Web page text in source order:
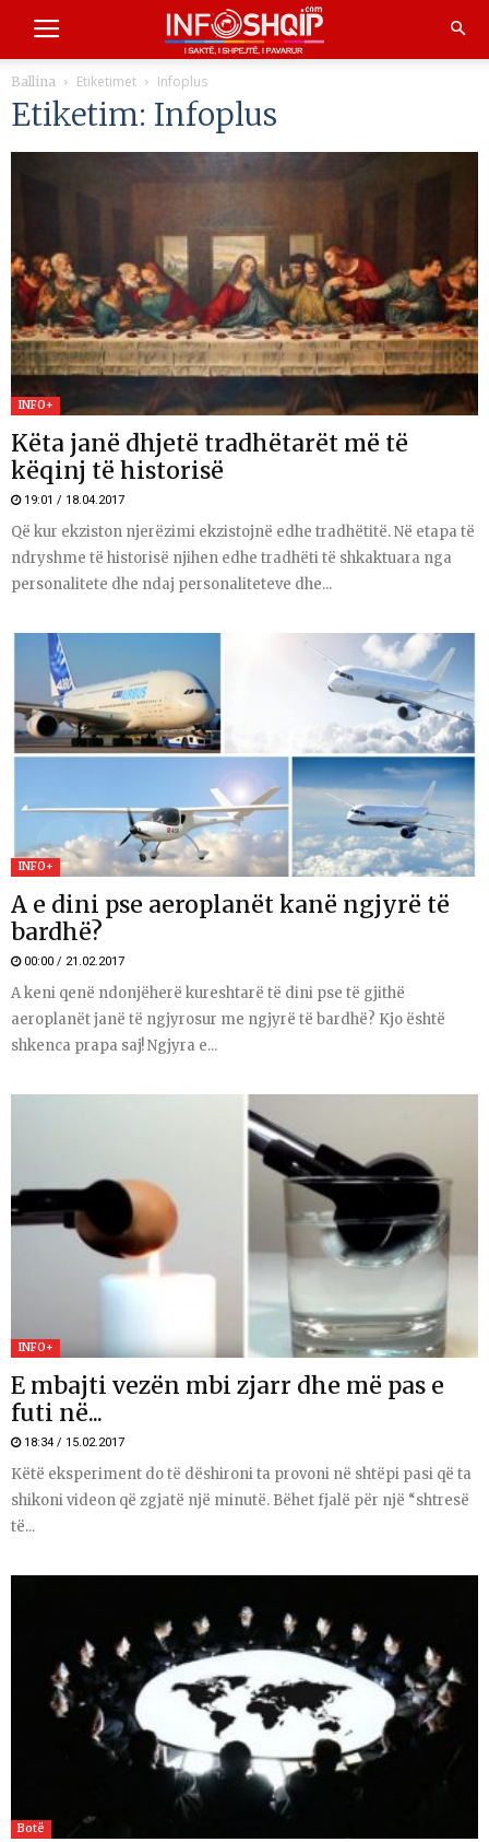
Ballina Etiketimet Infoplus
Etiketim: Infoplus
INFO+
Këta janë dhjetë tradhëtarët më të
këqinj të historisë
19:01 / 18.04.2017
Që kur ekziston njerëzimi ekzistojnë edhe tradhëtitë. Në etapa të
ndryshme të historisë njihen edhe tradhëti të shkaktuara nga
personalitete dhe ndaj personaliteteve dhe...
INFO+
A e dini pse aeroplanët kanë ngjyrë të
bardhë?
00:00 / 21.02.2017
A keni qenë ndonjëherë kureshtarë të dini pse të gjithë
aeroplanët janë të ngjyrosur me ngjyrë të bardhë? Kjo është
shkenca prapa saj! Ngjyra e...
INFO+
E mbajti vezën mbi zjarr dhe më pas e
futi në...
18:34 / 15.02.2017
Këtë eksperiment do të dëshironi ta provoni në shtëpi pasi që ta
shikoni videon që zgjatë një minutë. Bëhet fjalë për një “shtresë
të...
Botë